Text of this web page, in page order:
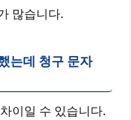
많습니다.
는데 청구 문자
이일 수 있습니다.